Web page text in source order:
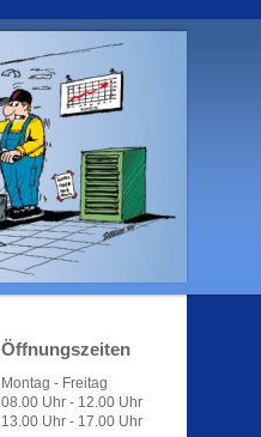
Öffnungszeiten
Montag - Freitag
08.00 Uhr - 12.00 Uhr
13.00 Uhr - 17.00 Uhr